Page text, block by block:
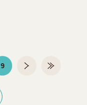
9Page 9 sur 9Page suivante
Dernière